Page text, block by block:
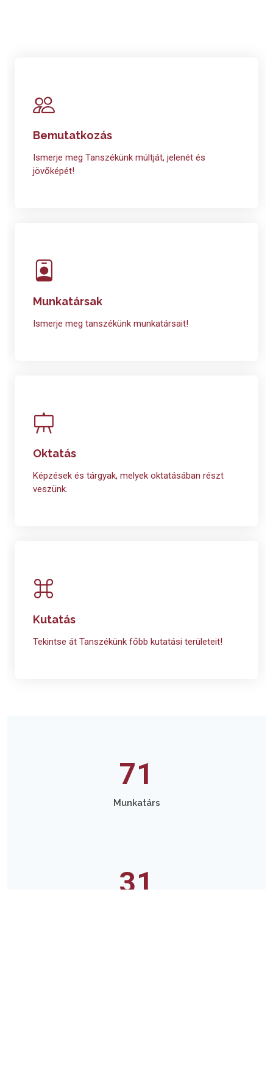
Bemutatkozás
Ismerje meg Tanszékünk múltját, jelenét és
jövőképét!
Munkatársak
Ismerje meg tanszékünk munkatársait!
Oktatás
Képzések és tárgyak, melyek oktatásában részt
veszünk.
Kutatás
Tekintse át Tanszékünk főbb kutatási területeit!
71
Munkatárs
31